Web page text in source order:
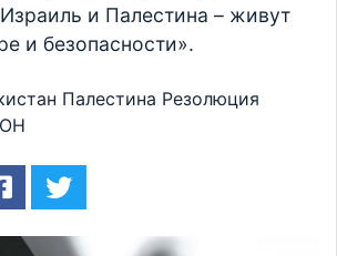
и Палестина – живут
и безопасности».
Палестина Резолюция